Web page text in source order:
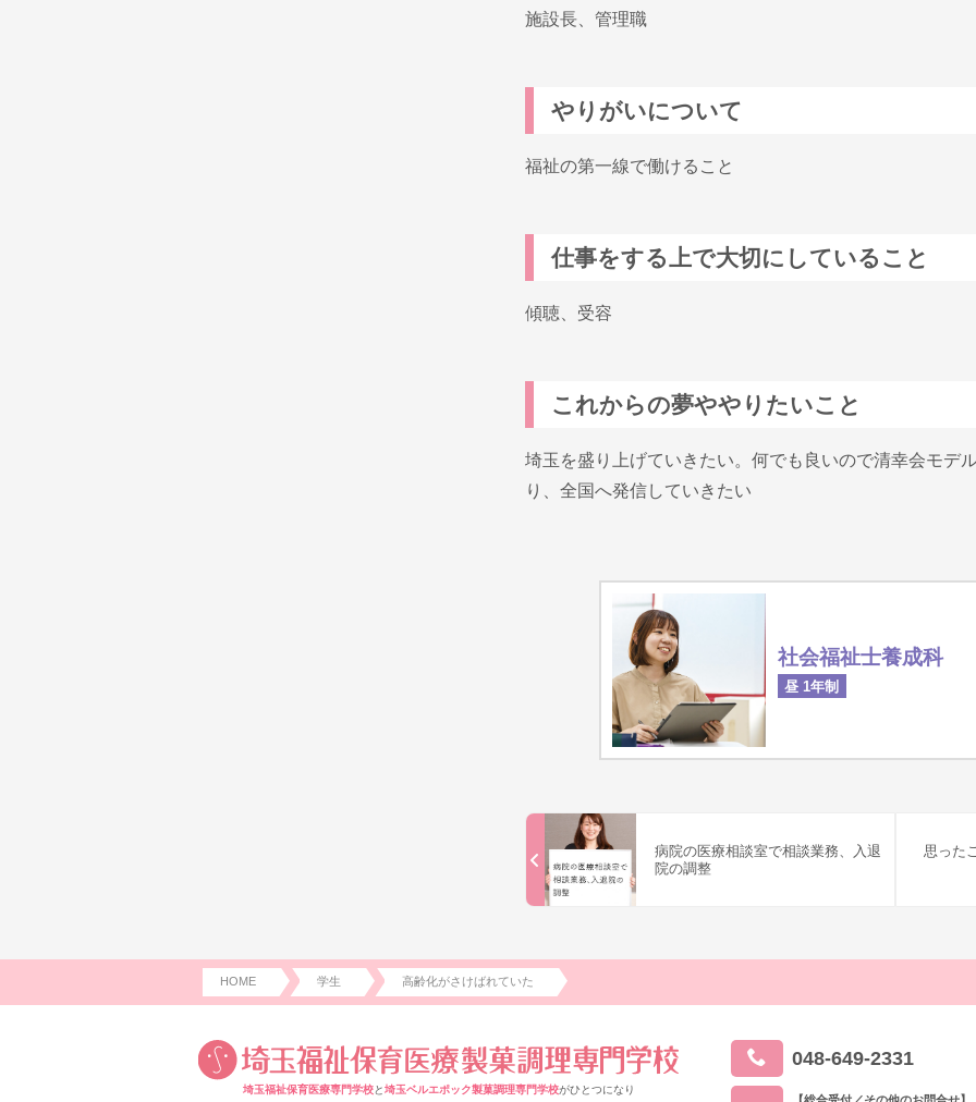
施設長、管理職
やりがいについて
福祉の第一線で働けること
仕事をする上で大切にしていること
傾聴、受容
これからの夢ややりたいこと
埼玉を盛り上げていきたい。何でも良いので清幸会モデ
り、全国へ発信していきたい
社会福祉士養成科
昼 1年制
病院の医療相談室で相談業務、入退
院の調整
思った
HOME 学生 高齢化がさけばれていた
埼玉福祉保育医療専門学校と埼玉ベルエポック製菓調理専門学校がひとつになり
048-649-2331